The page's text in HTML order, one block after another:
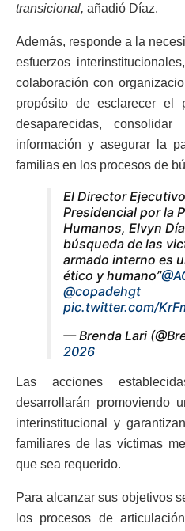
transicional, añadió Díaz.
Además, responde a la
esfuerzos
colaboración con
propósito de esclarecer el
desaparecidas,
información y asegurar la
familias en los procesos de
El Director
Presidencial por la
Humanos, Elvyn
búsqueda de las
armado interno es
ético y humano”
@copadehgt
pic.twitter.com/
— Brenda Lari
2026
Las acciones
desarrollarán promoviendo
interinstitucional y
familiares de las víctimas
que sea requerido.
Para alcanzar sus objetivos
los procesos de